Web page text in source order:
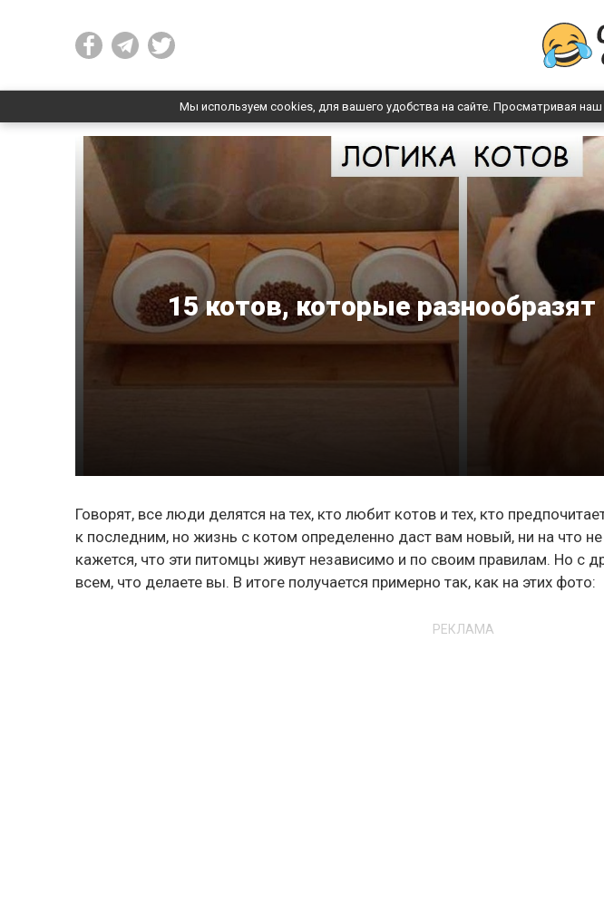
Мы используем cookies, для вашего удобства на сайте. Просматривая
15 котов, которые
Говорят, все люди делятся на тех, кто любит котов и тех, кто
к последним, но жизнь с котом определенно даст вам новый, ни на что
кажется, что эти питомцы живут независимо и по своим правилам. Но с
всем, что делаете вы. В итоге получается примерно так, как на этих фото:
РЕКЛАМА